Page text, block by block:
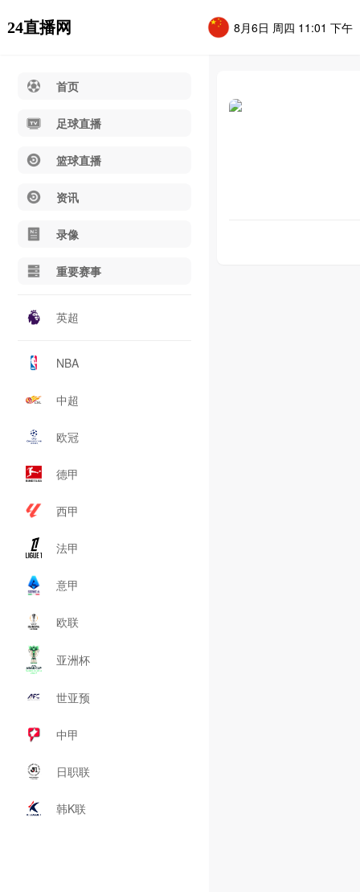
24直播网 8月6日 周四 11:01 下午
首页
足球直播
篮球直播
资讯
录像
重要赛事
英超
NBA
中超
欧冠
德甲
西甲
法甲
意甲
欧联
亚洲杯
世亚预
中甲
日职联
韩K联